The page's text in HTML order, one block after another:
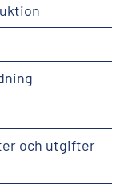
och utgifter